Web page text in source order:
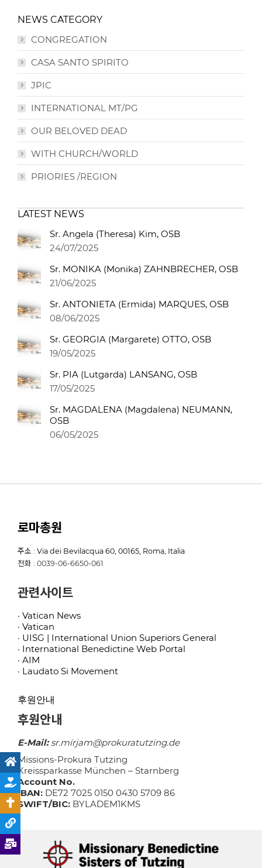
NEWS CATEGORY
CONGREGATION
CASA SANTO SPIRITO
JPIC
INTERNATIONAL MT/PG
OUR BELOVED DEAD
WITH CHURCH/WORLD
PRIORIES /REGION
LATEST NEWS
Sr. Angela (Theresa) Kim, OSB
24/07/2025
Sr. MONIKA (Monika) ZAHNBRECHER, OSB
21/06/2025
Sr. ANTONIETA (Ermida) MARQUES, OSB
08/06/2025
Sr. GEORGIA (Margarete) OTTO, OSB
19/05/2025
Sr. PIA (Lutgarda) LANSANG, OSB
17/05/2025
Sr. MAGDALENA (Magdalena) NEUMANN,
OSB
06/05/2025
로마총원
주소 : Via dei Bevilacqua 60, 00165, Roma, Italia
전화 : 0039-06-6650-061
관련사이트
· Vatican News
· Vatican
· UISG | International Union Superiors General
· International Benedictine Web Portal
· AIM
· Laudato Si Movement
후원안내
후원안내
E-Mail:sr.mirjam@prokuratutzing.de
Missions-Prokura Tutzing
Kreissparkasse München – Starnberg
Account No.
IBAN: DE72 7025 0150 0430 5709 86
SWIFT/BIC: BYLADEM1KMS